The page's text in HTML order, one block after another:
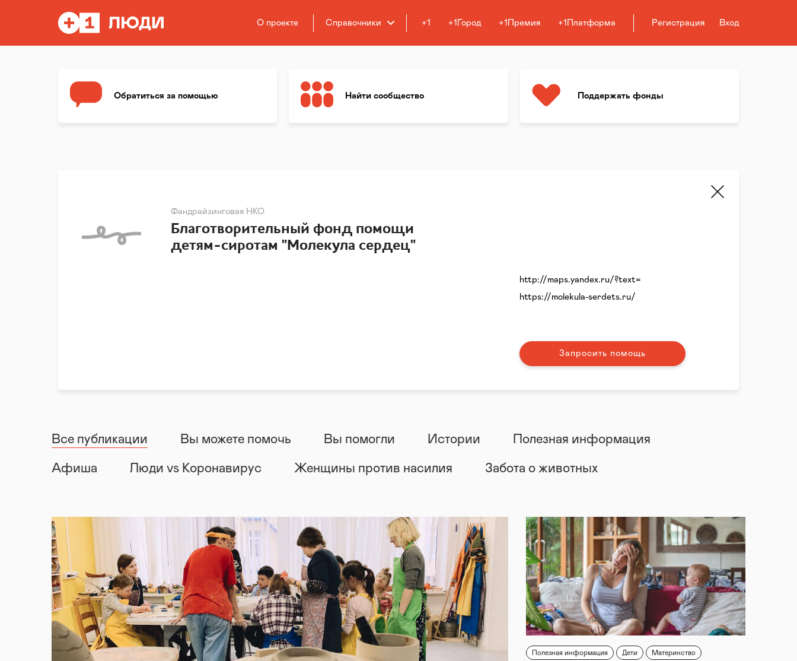
О проекте Справочники +1 +1Город +1Премия +1Платформа Регистрация Вход
Обратиться за помощью Найти сообщество Поддержать фонды
Фандрайзинговая НКО
Благотворительный фонд помощи
детям-сиротам "Молекула сердец"
http://maps.yandex.ru/?text=
https://molekula-serdets.ru/
Запросить помощь
Все публикации Вы можете помочь Вы помогли Истории Полезная информация
Афиша Люди vs Коронавирус Женщины против насилия Забота о животных
Полезная информация Дети Материнство